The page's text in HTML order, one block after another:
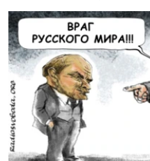
пошуку
ІНТЕРВ'Ю
ВСЕ ЗА ДЕНЬ
СПЕЦПРОЕКТИ
ДЕПОРТАЦІЯ
ВІДЕОУРОКИ «ELIFBE»
СВІДЧЕННЯ ОКУПАЦІЇ
ЯК ОБІЙТИ БЛОКУВАННЯ
Русский
Qırımtatar